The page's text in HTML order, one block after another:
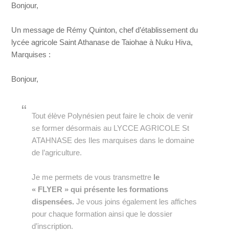
Bonjour,
Un message de Rémy Quinton, chef d’établissement du
lycée agricole Saint Athanase de Taiohae à Nuku Hiva,
Marquises :
Bonjour,
Tout élève Polynésien peut faire le choix de venir
se former désormais au LYCCE AGRICOLE St
ATAHNASE des Iles marquises dans le domaine
de l’agriculture.
Je me permets de vous transmettre le
« FLYER » qui présente les formations
dispensées. Je vous joins également les affiches
pour chaque formation ainsi que le dossier
d’inscription.